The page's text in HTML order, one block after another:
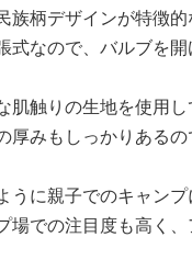
族柄デザインが特徴
式なので、バルブを
肌触りの生地を使用
厚みもしっかりある
うに親子でのキャン
場での注目度も高く